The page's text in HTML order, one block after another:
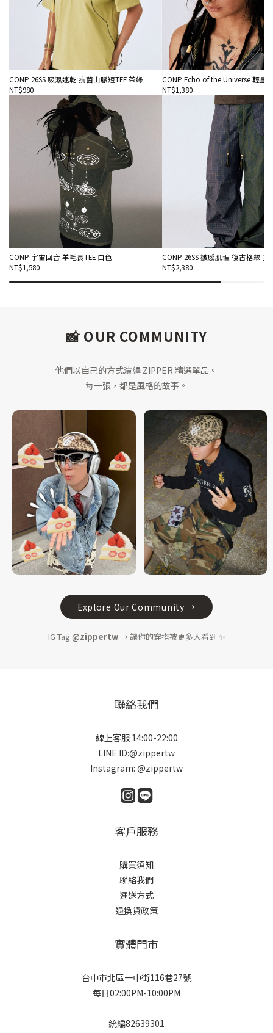
CONP 26SS 吸濕速乾 抗菌山脈短TEE 茶綠
NT$980
CONP Echo of the Universe 輕量
NT$1,380
CONP 宇宙回音 羊毛長TEE 白色
NT$1,580
CONP 26SS 皺感肌理 復古格紋 拼
NT$2,380
📸 OUR COMMUNITY
他們以自己的方式演繹 ZIPPER 精選單品。
每一張，都是風格的故事。
Explore Our Community →
IG Tag @zippertw→ 讓你的穿搭被更多人看到 ✨
聯絡我們
線上客服 14:00-22:00
LINE ID:@zippertw
Instagram: @zippertw
客戶服務
購買須知
聯絡我們
運送方式
退換貨政策
實體門市
台中市北區一中街116巷27號
每日02:00PM-10:00PM
統編82639301